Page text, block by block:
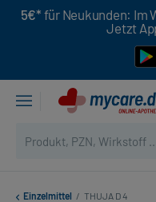
5€* für Neukunden: Im
Jetzt
Einzelmittel / THUJA D 4